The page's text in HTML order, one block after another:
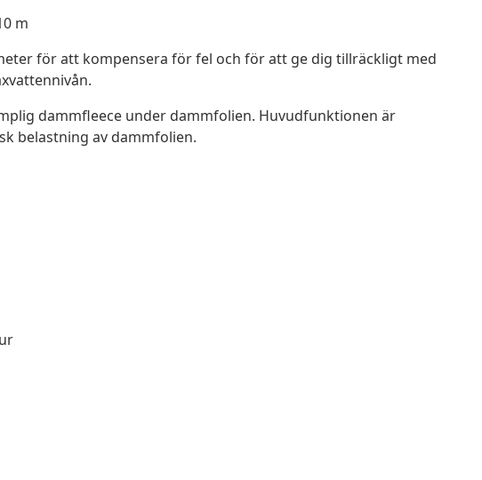
m
för att kompensera för fel och för att ge dig tillräckligt med
dammfleece under dammfolien. Huvudfunktionen är
belastning av dammfolien.